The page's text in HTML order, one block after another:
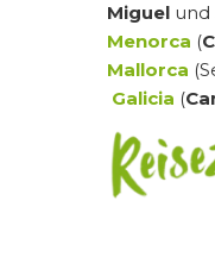
Miguel und
Menorca (
Mallorca
Galicia (